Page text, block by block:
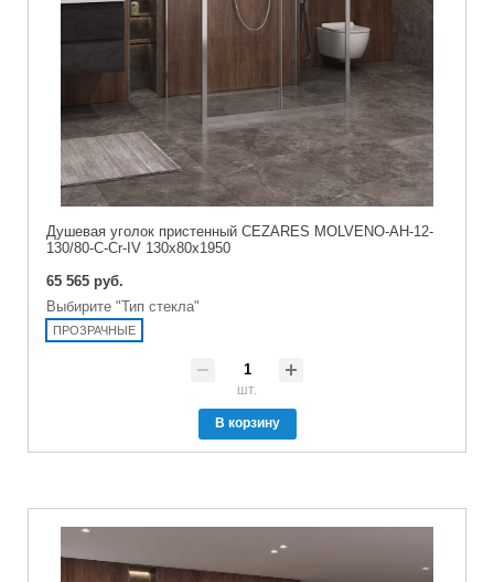
Душевая уголок пристенный CEZARES MOLVENO-AH-12-
130/80-C-Cr-IV 130x80x1950
65 565 руб.
Выбирите "Тип стекла"
ПРОЗРАЧНЫЕ
шт.
В корзину